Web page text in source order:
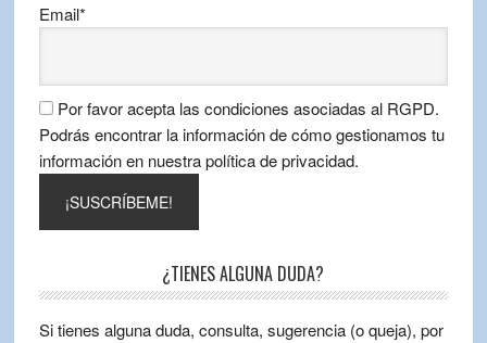
Email*
Por favor acepta las condiciones asociadas al RGPD.
Podrás encontrar la información de cómo gestionamos tu
información en nuestra política de privacidad.
¿TIENES ALGUNA DUDA?
Si tienes alguna duda, consulta, sugerencia (o queja), por